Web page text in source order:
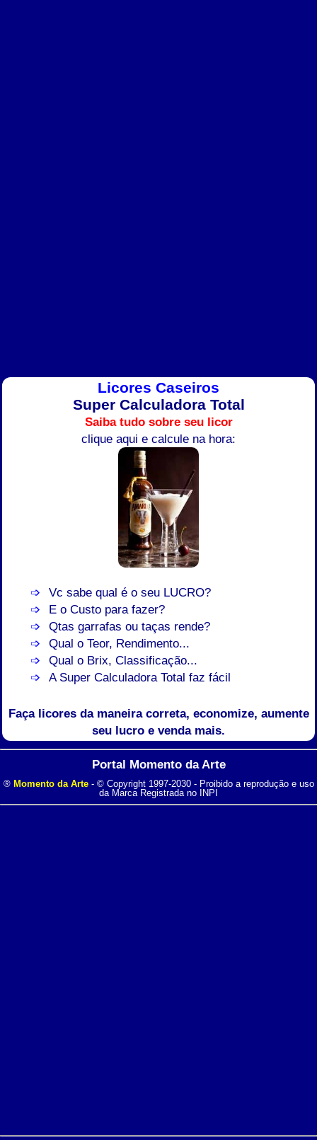
Licores Caseiros
Super Calculadora Total
Saiba tudo sobre seu licor
clique aqui e calcule na hora:
Vc sabe qual é o seu LUCRO?
E o Custo para fazer?
Qtas garrafas ou taças rende?
Qual o Teor, Rendimento...
Qual o Brix, Classificação...
A Super Calculadora Total faz fácil
Faça licores da maneira correta, economize, aumente
seu lucro e venda mais.
Portal Momento da Arte
® Momento da Arte- © Copyright 1997-2030 - Proibido a reprodução e uso
da Marca Registrada no INPI